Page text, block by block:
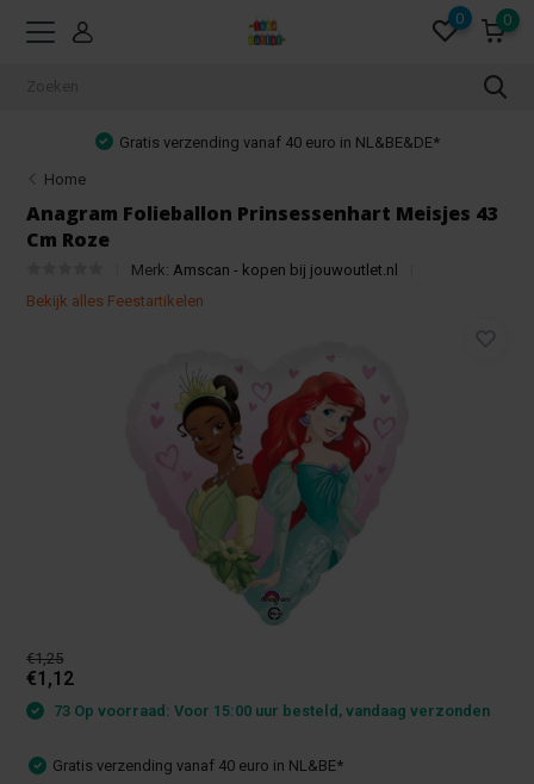
0 0
Gratis verzending vanaf 40 euro in NL&BE&DE*
Home
Anagram Folieballon Prinsessenhart Meisjes 43
Cm Roze
Merk: Amscan - kopen bij jouwoutlet.nl
Bekijk alles Feestartikelen
€1,25
€1,12
73 Op voorraad: Voor 15:00 uur besteld, vandaag verzonden
Gratis verzending vanaf 40 euro in NL&BE*